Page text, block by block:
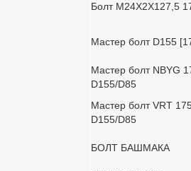
Болт M24X2X127,5
Мастер болт D155
Мастер болт NBYG
D155/D85
Мастер болт VRT
D155/D85
БОЛТ БАШМАКА